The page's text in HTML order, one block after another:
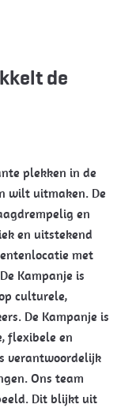
de
plekken in de
wilt uitmaken. De
en
en uitstekend
met
Kampanje is
culturele,
De Kampanje is
flexibele en
verantwoordelijk
Ons team
Dit blijkt uit